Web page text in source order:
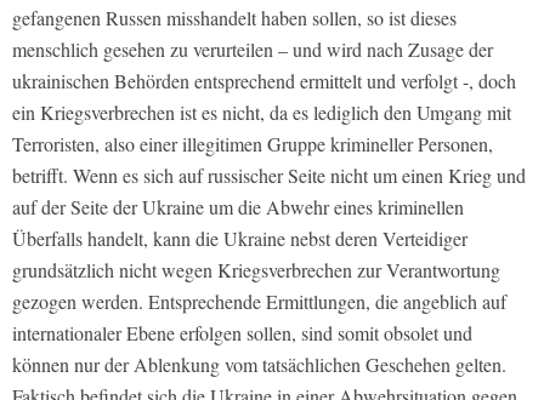
gefangenen Russen misshandelt haben sollen, so ist dieses
menschlich gesehen zu verurteilen – und wird nach Zusage der
ukrainischen Behörden entsprechend ermittelt und verfolgt -, doch
ein Kriegsverbrechen ist es nicht, da es lediglich den Umgang mit
Terroristen, also einer illegitimen Gruppe krimineller Personen,
betrifft. Wenn es sich auf russischer Seite nicht um einen Krieg und
auf der Seite der Ukraine um die Abwehr eines kriminellen
Überfalls handelt, kann die Ukraine nebst deren Verteidiger
grundsätzlich nicht wegen Kriegsverbrechen zur Verantwortung
gezogen werden. Entsprechende Ermittlungen, die angeblich auf
internationaler Ebene erfolgen sollen, sind somit obsolet und
können nur der Ablenkung vom tatsächlichen Geschehen gelten.